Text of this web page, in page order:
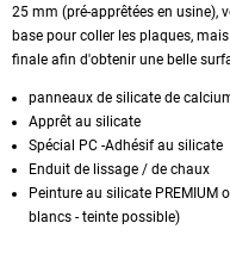
25 mm (pré-apprêtées en usine),
base pour coller les plaques,
finale afin d'obtenir une belle
panneaux de silicate de
Apprêt au silicate
Spécial PC -Adhésif au silicate
Enduit de lissage / de chaux
Peinture au silicate PREMIUM
blancs - teinte possible)